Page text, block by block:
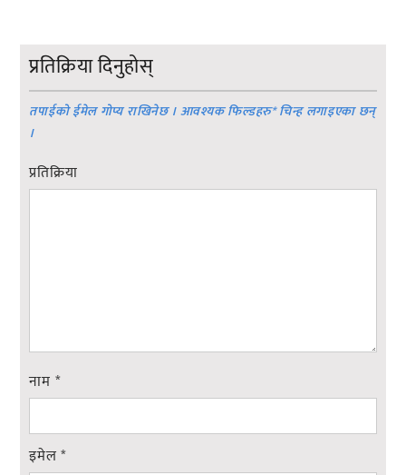
प्रतिक्रिया दिनुहोस्
तपाईको ईमेल गोप्य राखिनेछ । आवश्यक फिल्डहरु*चिन्ह लगाइएका छन्
।
प्रतिक्रिया
नाम *
इमेल*